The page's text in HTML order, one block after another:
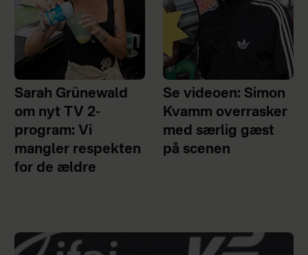
Sarah Grünewald
om nyt TV 2-
program: Vi
mangler respekten
for de ældre
Se videoen: Simon
Kvamm overrasker
med særlig gæst
på scenen